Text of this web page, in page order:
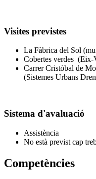
Visites previstes
La Fàbrica del Sol
Cobertes verdes (Eix-
Carrer Cristòbal de
(Sistemes Urbans
Sistema d'avaluació
Assistència
No està previst cap
Competències